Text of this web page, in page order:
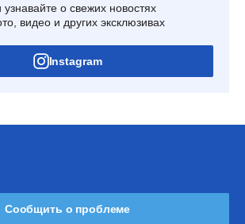
о свежих новостях
видео и других эксклюзивах
Instagram
Сообщить о проблеме